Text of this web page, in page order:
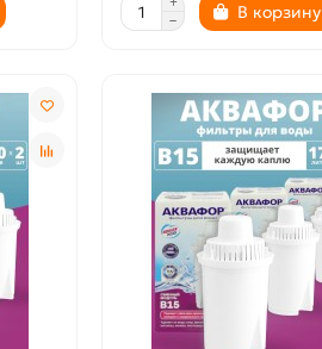
В корзину